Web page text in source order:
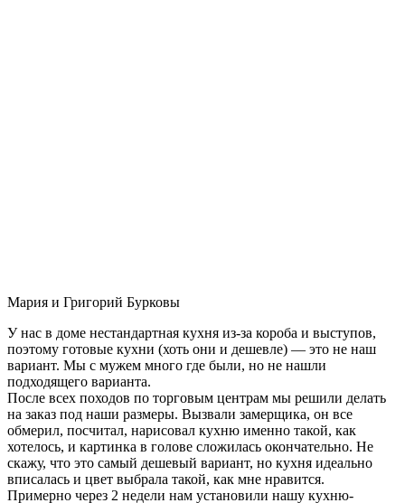
Мария и Григорий Бурковы
У нас в доме нестандартная кухня из-за короба и выступов,
поэтому готовые кухни (хоть они и дешевле) — это не наш
вариант. Мы с мужем много где были, но не нашли
подходящего варианта.
После всех походов по торговым центрам мы решили делать
на заказ под наши размеры. Вызвали замерщика, он все
обмерил, посчитал, нарисовал кухню именно такой, как
хотелось, и картинка в голове сложилась окончательно. Не
скажу, что это самый дешевый вариант, но кухня идеально
вписалась и цвет выбрала такой, как мне нравится.
Примерно через 2 недели нам установили нашу кухню-